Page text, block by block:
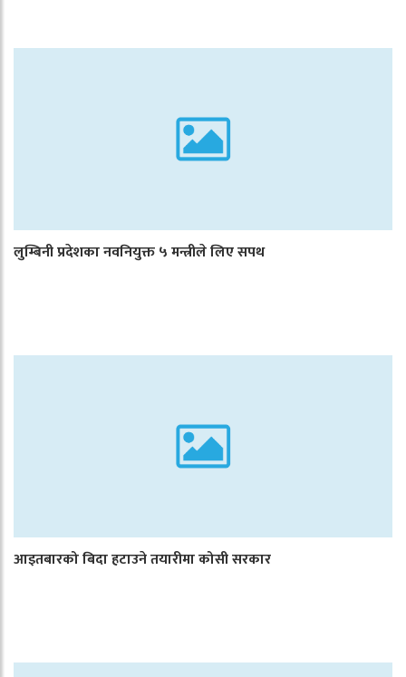
लुम्बिनी प्रदेशका नवनियुक्त ५ मन्त्रीले लिए सपथ
आइतबारको बिदा हटाउने तयारीमा कोसी सरकार